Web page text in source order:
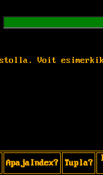
Voit
ApajaIndex? Tupla?